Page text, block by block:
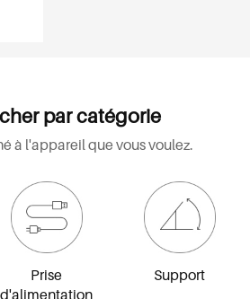
par catégorie
à l'appareil que vous voulez.
Prise
d'alimentation
Support